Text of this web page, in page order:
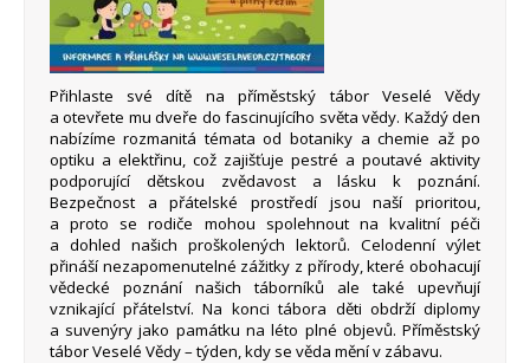
Přihlaste své dítě na příměstský tábor Veselé Vědy
a otevřete mu dveře do fascinujícího světa vědy. Každý den
nabízíme rozmanitá témata od botaniky a chemie až po
optiku a elektřinu, což zajišťuje pestré a poutavé aktivity
podporující dětskou zvědavost a lásku k poznání.
Bezpečnost a přátelské prostředí jsou naší prioritou,
a proto se rodiče mohou spolehnout na kvalitní péči
a dohled našich proškolených lektorů. Celodenní výlet
přináší nezapomenutelné zážitky z přírody, které obohacují
vědecké poznání našich táborníků ale také upevňují
vznikající přátelství. Na konci tábora děti obdrží diplomy
a suvenýry jako památku na léto plné objevů. Příměstský
tábor Veselé Vědy – týden, kdy se věda mění v zábavu.